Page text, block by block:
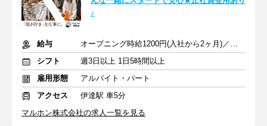
♪
給与
オープニング時給1200円(入社から2ヶ月)／その後は時給1150円
シフト
週3日以上 1日5時間以上
雇用形態
アルバイト・パート
アクセス
伊達駅 車5分
マルホン株式会社の求人一覧を見る